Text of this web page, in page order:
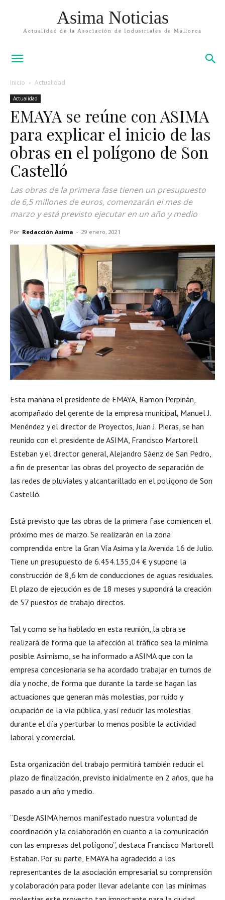
Asima Noticias
Actualidad de la Asociación de Industriales de Mallorca
Inicio Actualidad
Actualidad
EMAYA se reúne con ASIMA
para explicar el inicio de las
obras en el polígono de Son
Castelló
Las obras de la primera fase tienen un presupuesto
de 6,5 millones de euros, comenzarán el mes de
marzo y está previsto ejecutar en un año y medio
Por Redacción Asima - 29 enero, 2021
Esta mañana el presidente de EMAYA, Ramon Perpiñán,
acompañado del gerente de la empresa municipal, Manuel J.
Menéndez y el director de Proyectos, Juan J. Pieras, se han
reunido con el presidente de ASIMA, Francisco Martorell
Esteban y el director general, Alejandro Sáenz de San Pedro,
a fin de presentar las obras del proyecto de separación de
las redes de pluviales y alcantarillado en el polígono de Son
Castelló.
Está previsto que las obras de la primera fase comiencen el
próximo mes de marzo. Se realizarán en la zona
comprendida entre la Gran Vía Asima y la Avenida 16 de Julio.
Tiene un presupuesto de 6.454.135,04 € y supone la
construcción de 8,6 km de conducciones de aguas residuales.
El plazo de ejecución es de 18 meses y supondrá la creación
de 57 puestos de trabajo directos.
Tal y como se ha hablado en esta reunión, la obra se
realizará de forma que la afección al tráfico sea la mínima
posible. Asimismo, se ha informado a ASIMA que con la
empresa concesionaria se ha acordado trabajar en turnos de
día y noche, de forma que durante la tarde se hagan las
actuaciones que generan más molestias, por ruido y
ocupación de la vía pública, y así reducir las molestias
durante el día y perturbar lo menos posible la actividad
laboral y comercial.
Esta organización del trabajo permitirá también reducir el
plazo de finalización, previsto inicialmente en 2 años, que ha
pasado a un año y medio.
“Desde ASIMA hemos manifestado nuestra voluntad de
coordinación y la colaboración en cuanto a la comunicación
con las empresas del polígono”, destaca Francisco Martorell
Estaban. Por su parte, EMAYA ha agradecido a los
representantes de la asociación empresarial su comprensión
y colaboración para poder llevar adelante con las mínimas